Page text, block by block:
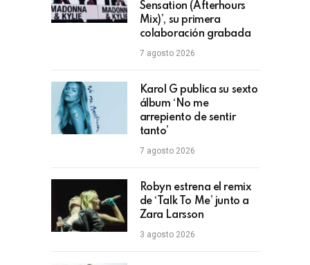
Sensation (Afterhours
Mix)’, su primera
colaboración grabada
7 agosto 2026
Karol G publica su sexto
álbum ‘No me
arrepiento de sentir
tanto’
7 agosto 2026
Robyn estrena el remix
de ‘Talk To Me’ junto a
Zara Larsson
3 agosto 2026